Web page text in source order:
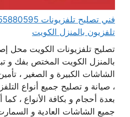
تلفزيون بالمنزل الكويت
تصليح تلفزيونات الكويت محل
بالمنزل الكويت المختص بفك و
الشاشات الكبيرة و الصغير ،
، صيانة و تصليح جميع أنواع
بعدة أحجام و بكافة الأنواع ،
جميع الشاشات العادية و